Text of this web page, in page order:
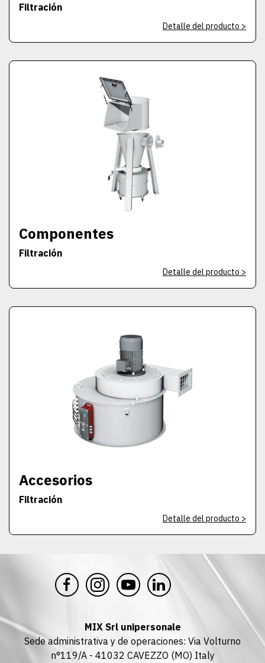
Filtración
Detalle del producto >
Componentes
Filtración
Detalle del producto >
Accesorios
Filtración
Detalle del producto >
MIX Srl unipersonale
Sede administrativa y de operaciones: Via Volturno
n°119/A - 41032 CAVEZZO (MO) Italy